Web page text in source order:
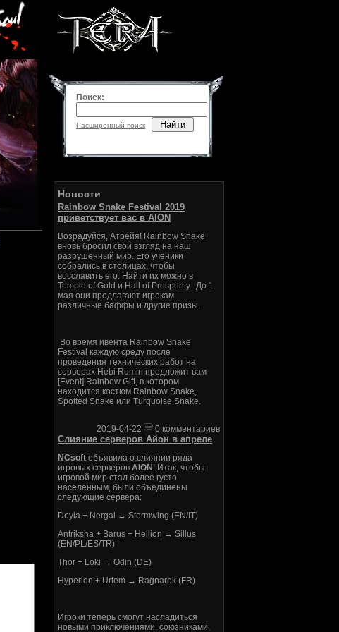
Поиск:
Расширенный поиск Найти
Новости
Rainbow Snake Festival 2019
приветствует вас в AION
Возрадуйся, Атрейя! Rainbow Snake
вновь бросил свой взгляд на наш
разрушенный мир. Его ученики
собрались в столицах, чтобы
восславить его. Найти их можно в
Temple of Gold и Hall of Prosperity. До 1
мая они предлагают игрокам
различные баффы и другие призы.
Во время ивента Rainbow Snake
Festival каждую среду после
проведения технических работ на
серверах Hebi Rumin предложит вам
[Event] Rainbow Gift, в котором
находится костюм Rainbow Snake,
Spotted Snake или Turquoise Snake.
2019-04-22 0 комментариев
Слияние серверов Айон в апреле
NCsoft объявила о слиянии ряда
игровых серверов AION ! Итак, чтобы
игровой мир стал более густо
населенным, были объединены
следующие сервера:
Deyla + Nergal → Stormwing (EN/IT)
Antriksha + Barus + Hellion → Sillus
(EN/PL/ES/TR)
Thor + Loki → Odin (DE)
Hyperion + Urtem → Ragnarok (FR)
Игроки теперь смогут насладиться
новыми приключениями, союзниками,